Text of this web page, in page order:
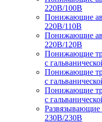
220В/100В
Понижающие
220В/110В
Понижающие
220В/120В
Понижающие
с
Понижающие
с
Понижающие
с
230В/230В